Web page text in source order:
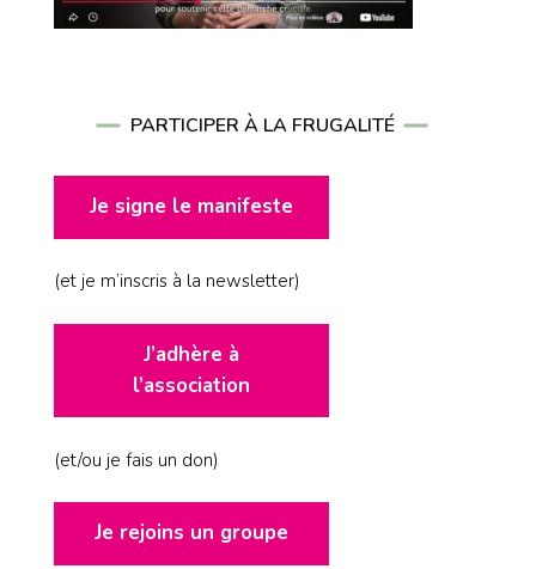
PARTICIPER À LA FRUGALITÉ
Je signe le manifeste
(et je m’inscris à la newsletter)
J’adhère à
l’association
(et/ou je fais un don)
Je rejoins un groupe